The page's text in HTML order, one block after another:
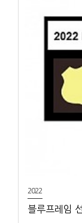
2022
블루프레임